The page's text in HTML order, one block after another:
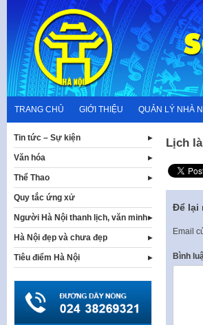
content
TRANG CHỦ GIỚI THIỆU QUẢN LÝ NHÀ
Lịch
Để lại
Email
Bình
Tin tức – Sự kiện
Văn hóa
Thể Thao
Quy tắc ứng xử
Người Hà Nội thanh lịch, văn minh
Hà Nội đẹp và chưa đẹp
Tiêu điểm Hà Nội